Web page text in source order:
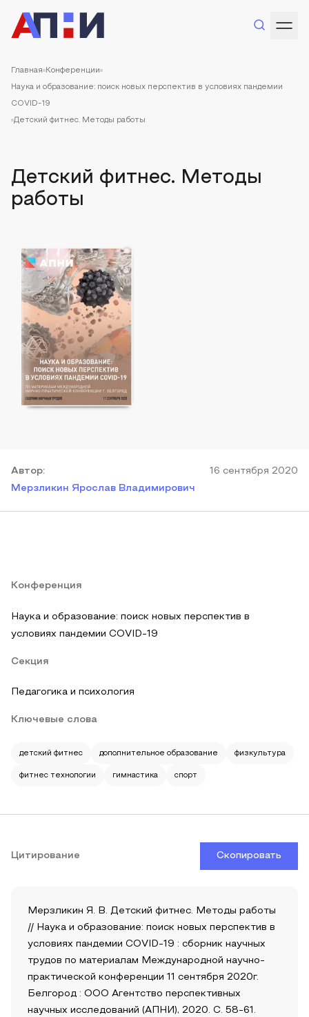
Главная Конференции
Наука и образование: поиск новых перспектив в условиях пандемии
COVID-19
Детский фитнес. Методы работы
Детский фитнес. Методы
работы
Автор:
Мерзликин Ярослав Владимирович
16 сентября 2020
Конференция
Наука и образование: поиск новых перспектив в
условиях пандемии COVID-19
Секция
Педагогика и психология
Ключевые слова
детский фитнес дополнительное образование физкультура
фитнес технологии гимнастика спорт
Цитирование Скопировать
Мерзликин Я. В. Детский фитнес. Методы работы
// Наука и образование: поиск новых перспектив в
условиях пандемии COVID-19 : сборник научных
трудов по материалам Международной научно-
практической конференции 11 сентября 2020г.
Белгород : ООО Агентство перспективных
научных исследований (АПНИ), 2020. С. 58-61.